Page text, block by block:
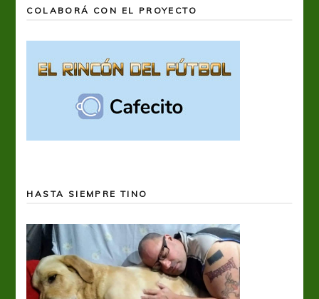
COLABORÁ CON EL PROYECTO
HASTA SIEMPRE TINO